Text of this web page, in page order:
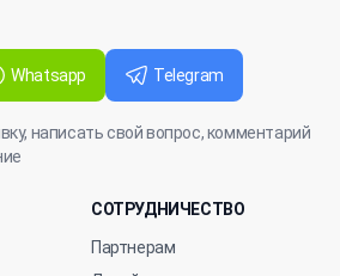
Whatsapp Telegram
написать свой вопрос, комментарий
СОТРУДНИЧЕСТВО
Партнерам